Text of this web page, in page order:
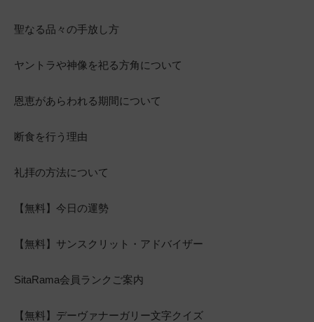
聖なる品々の手放し方
ヤントラや神像を祀る方角について
恩恵があらわれる期間について
断食を行う理由
礼拝の方法について
【無料】今日の運勢
【無料】サンスクリット・アドバイザー
SitaRama会員ランクご案内
【無料】デーヴァナーガリー文字クイズ